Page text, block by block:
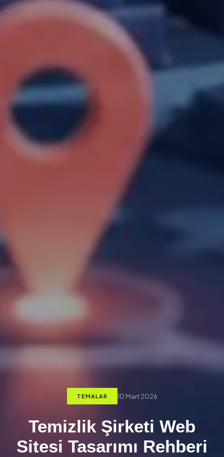
TEMALAR 10 Mart 2026
Temizlik Şirketi Web
Sitesi Tasarımı Rehberi